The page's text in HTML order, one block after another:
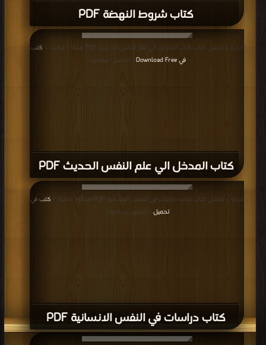
كتاب شروط النهضة PDF
كتاب المدخل الي علم النفس الحديث PDF
قراءة و تحميل كتاب كتاب المدخل الي علم النفس الحديث PDF مجانا | مكتبة >
كتب
في Download Free
| التحميل : مرة/مرات
كتاب دراسات في النفس الانسانية PDF
قراءة و تحميل كتاب كتاب دراسات في النفس الانسانية PDF مجانا | مكتبة >
كتب في
تحميل
| التحميل : مرة/مرات